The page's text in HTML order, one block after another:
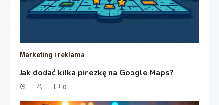
Marketing i reklama
Jak dodać kilka pinezkę na Google Maps?
0